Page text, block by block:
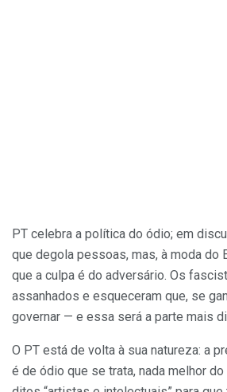
PT celebra a política do ódio; em
que degola pessoas, mas, à moda do
que a culpa é do adversário. Os
assanhados e esqueceram que, se
governar — e essa será a parte mais
O PT está de volta à sua natureza: a
é de ódio que se trata, nada melhor